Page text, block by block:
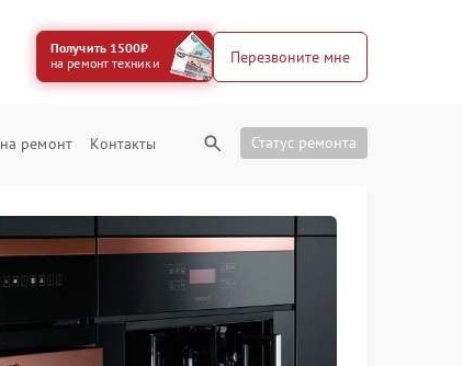
Получить 1500₽
на ремонт техники
Перезвоните мне
ремонт Контакты Статус ремонта